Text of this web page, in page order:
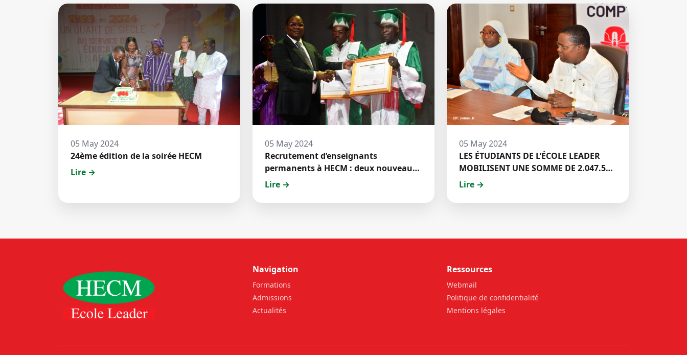
05 May 2024
24ème édition de la soirée HECM
Lire →
05 May 2024
Recrutement d’enseignants
permanents à HECM : deux nouveaux
jeunes docteurs ont prêté́ serment
Lire →
05 May 2024
LES ÉTUDIANTS DE L’ÉCOLE LEADER
MOBILISENT UNE SOMME DE 2.047.500
FCFA POUR LE FONDS ZÉRO
REPRESENTANT DES ETUDIANTS DE
Lire →
Navigation
Formations
Admissions
Actualités
Ressources
Webmail
Politique de confidentialité
Mentions légales